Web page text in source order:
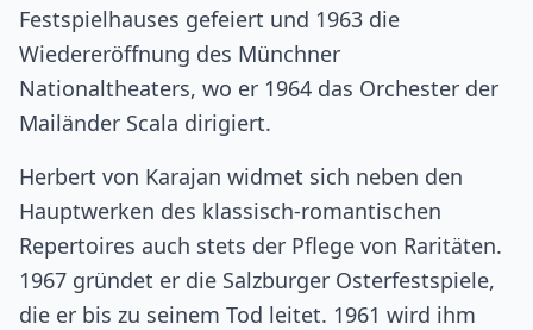
Festspielhauses gefeiert und 1963 die
Wiedereröffnung des Münchner
Nationaltheaters, wo er 1964 das Orchester der
Mailänder Scala dirigiert.
Herbert von Karajan widmet sich neben den
Hauptwerken des klassisch-romantischen
Repertoires auch stets der Pflege von Raritäten.
1967 gründet er die Salzburger Osterfestspiele,
die er bis zu seinem Tod leitet. 1961 wird ihm